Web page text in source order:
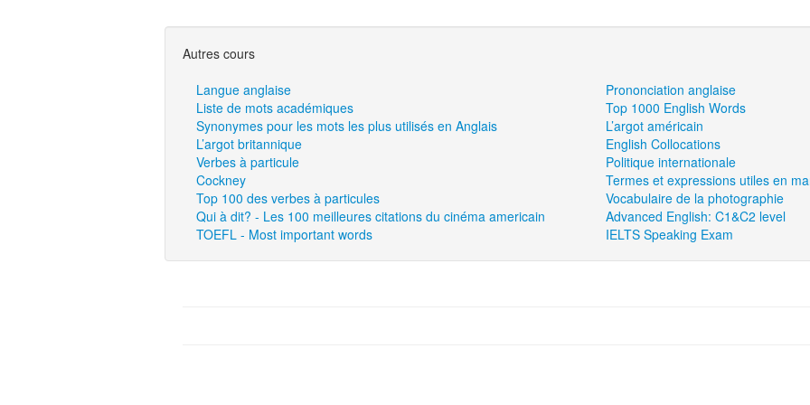
Autres cours
Langue anglaise
Prononciation anglaise
Liste de mots académiques
Top 1000 English Words
Synonymes pour les mots les plus utilisés en Anglais
L’argot américain
L’argot britannique
English Collocations
Verbes à particule
Politique internationale
Cockney
Termes et expressions utiles en
Top 100 des verbes à particules
Vocabulaire de la photographie
Qui à dit? - Les 100 meilleures citations du cinéma americain
Advanced English: C1&C2 level
TOEFL - Most important words
IELTS Speaking Exam